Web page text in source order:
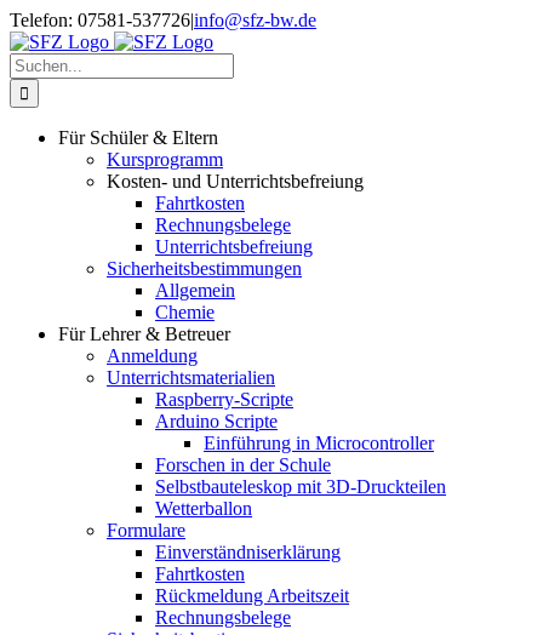
Zum
Inhalt
springen
Telefon: 07581-537726|info@sfz-bw.de
Suche
nach:
Für Schüler & Eltern
Kursprogramm
Kosten- und Unterrichtsbefreiung
Fahrtkosten
Rechnungsbelege
Unterrichtsbefreiung
Sicherheitsbestimmungen
Allgemein
Chemie
Für Lehrer & Betreuer
Anmeldung
Unterrichtsmaterialien
Raspberry-Scripte
Arduino Scripte
Einführung in Microcontroller
Forschen in der Schule
Selbstbauteleskop mit 3D-Druckteilen
Wetterballon
Formulare
Einverständniserklärung
Fahrtkosten
Rückmeldung Arbeitszeit
Rechnungsbelege